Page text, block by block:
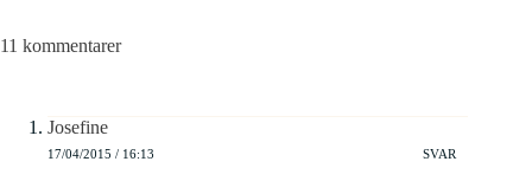
11 kommentarer
Josefine
17/04/2015 / 16:13 SVAR